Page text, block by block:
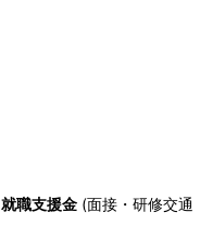
就職支援金 (面接・研修交通